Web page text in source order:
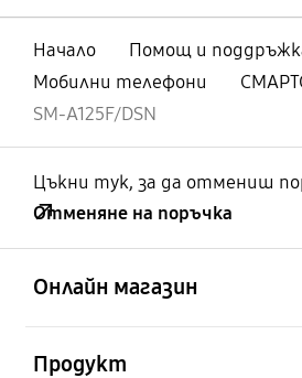
Начало
Помощ и
Мобилни телефони
SM-A125F/DSN
Цъкни тук, за да отмениш
Отменяне на поръчка
Онлайн магазин
Продукт